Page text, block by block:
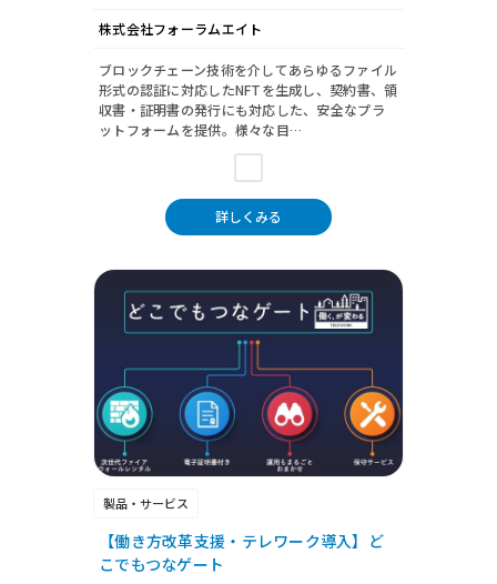
株式会社フォーラムエイト
ブロックチェーン技術を介してあらゆるファイル
形式の認証に対応したNFTを生成し、契約書、領
収書・証明書の発行にも対応した、安全なプラ
ットフォームを提供。様々な目…
詳しくみる
製品・サービス
【働き方改革支援・テレワーク導入】ど
こでもつなゲート